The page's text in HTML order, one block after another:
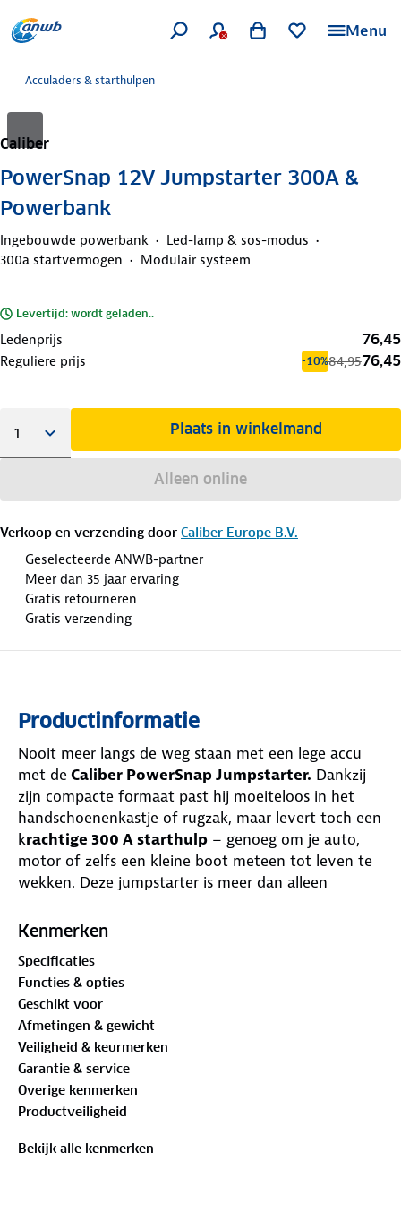
Menu
Acculaders & starthulpen
Caliber
PowerSnap 12V Jumpstarter 300A &
Powerbank
Ingebouwde powerbank
Led-lamp & sos-modus
300a startvermogen
Modulair systeem
Levertijd: wordt geladen..
Ledenprijs 76,45
Reguliere prijs -10%84,9576,45
Plaats in winkelmand
Alleen online
Verkoop en verzending door Caliber Europe B.V.
Geselecteerde ANWB-partner
Meer dan 35 jaar ervaring
Gratis retourneren
Gratis verzending
Productinformatie
Nooit meer langs de weg staan met een lege accu
met deCaliber PowerSnap Jumpstarter. Dankzij
zijn compacte formaat past hij moeiteloos in het
handschoenenkastje of rugzak, maar levert toch een
krachtige 300 A starthulp – genoeg om je auto,
motor of zelfs een kleine boot meteen tot leven te
wekken. Deze jumpstarter is meer dan alleen
onderweg je telefoon, tablet of draagbare speaker
lampmet werk- en SOS-modus verlicht moeiteloos
je motorruimte of waarschuwt naderend verkeer in
het donker, terwijl heldere status-leds precies
aangeven hoeveel vermogen je nog over hebt. Eén
apparaat dat je voertuig start, je gadgets oplaadt en
licht geeft wanneer je het nodig hebt. Stop de
PowerSnap Jumpstarter vandaag nog in je
kofferbak!
Kenmerken
Specificaties
Functies & opties
Geschikt voor
Afmetingen & gewicht
Veiligheid & keurmerken
Garantie & service
Overige kenmerken
Productveiligheid
Bekijk alle kenmerken